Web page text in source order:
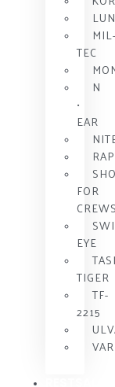
MIL-
TEC
N
•
EAR
FOR
CREWS
EYE
TIGER
TF-
2215